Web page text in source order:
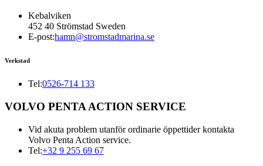
Kebalviken
452 40 Strömstad Sweden
E-post:hamn@stromstadmarina.se
Verkstad
Tel:0526-714 133
VOLVO PENTA ACTION SERVICE
Vid akuta problem utanför ordinarie öppettider kontakta
Volvo Penta Action service.
Tel:+32 9 255 69 67